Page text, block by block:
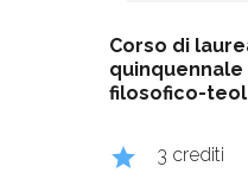
Corso di
filosofico-
grade 3 crediti